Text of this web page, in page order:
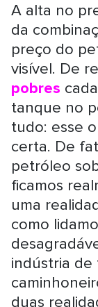
A alta no
da
preço do
visível. De
pobres
tanque no
tudo: esse
certa. De
petróleo
ficamos
uma
como
indústria de
duas